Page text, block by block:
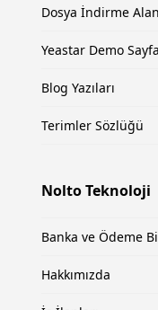
Dosya İndirme
Yeastar Demo
Blog Yazıları
Terimler Sözlüğü
Nolto Teknoloji
Banka ve Ödeme
Hakkımızda